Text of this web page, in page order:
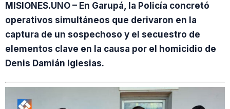
MISIONES.UNO – En Garupá, la Policía concretó
operativos simultáneos que derivaron en la
captura de un sospechoso y el secuestro de
elementos clave en la causa por el homicidio de
Denis Damián Iglesias.